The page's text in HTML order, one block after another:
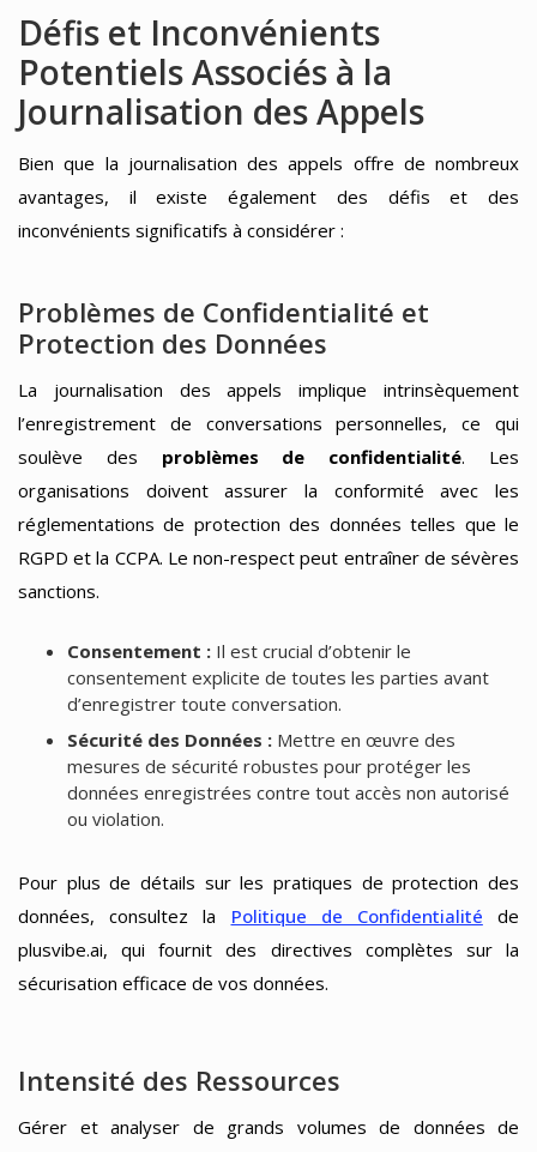
Défis et Inconvénients
Potentiels Associés à la
Journalisation des Appels
Bien que la journalisation des appels offre de nombreux
avantages, il existe également des défis et des
inconvénients significatifs à considérer :
Problèmes de Confidentialité et
Protection des Données
La journalisation des appels implique intrinsèquement
l’enregistrement de conversations personnelles, ce qui
soulève des problèmes de confidentialité. Les
organisations doivent assurer la conformité avec les
réglementations de protection des données telles que le
RGPD et la CCPA. Le non-respect peut entraîner de sévères
sanctions.
Consentement :Il est crucial d’obtenir le
consentement explicite de toutes les parties avant
d’enregistrer toute conversation.
Sécurité des Données :Mettre en œuvre des
mesures de sécurité robustes pour protéger les
données enregistrées contre tout accès non autorisé
ou violation.
Pour plus de détails sur les pratiques de protection des
données, consultez la Politique de Confidentialité de
plusvibe.ai, qui fournit des directives complètes sur la
sécurisation efficace de vos données.
Intensité des Ressources
Gérer et analyser de grands volumes de données de